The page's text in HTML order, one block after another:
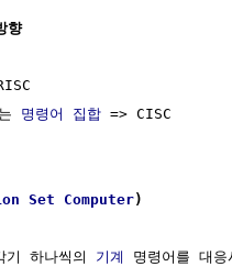
향
명령어 집합 => CISC
Set Computer)
기 하나씩의 기계
명령어를 대응